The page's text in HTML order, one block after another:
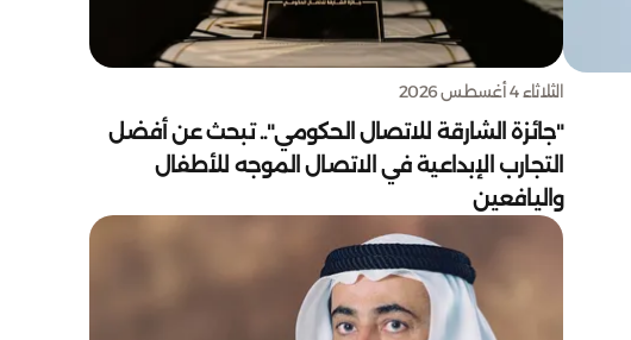
الثلاثاء 4 أغسطس 2026
"جائزة الشارقة للاتصال الحكومي".. تبحث عن أفضل
التجارب الإبداعية في الاتصال الموجه للأطفال
واليافعين